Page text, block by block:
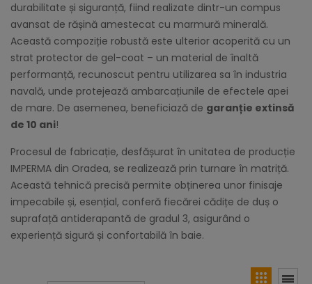
durabilitate și siguranță, fiind realizate dintr-un compus
avansat de rășină amestecat cu marmură minerală.
Această compoziție robustă este ulterior acoperită cu un
strat protector de gel-coat – un material de înaltă
performanță, recunoscut pentru utilizarea sa în industria
navală, unde protejează ambarcațiunile de efectele apei
de mare. De asemenea, beneficiază de garanție extinsă
de 10 ani!
Procesul de fabricație, desfășurat în unitatea de producție
IMPERMA din Oradea, se realizează prin turnare în matriță.
Această tehnică precisă permite obținerea unor finisaje
impecabile și, esențial, conferă fiecărei cădițe de duș o
suprafață antiderapantă de gradul 3, asigurând o
experiență sigură și confortabilă în baie.